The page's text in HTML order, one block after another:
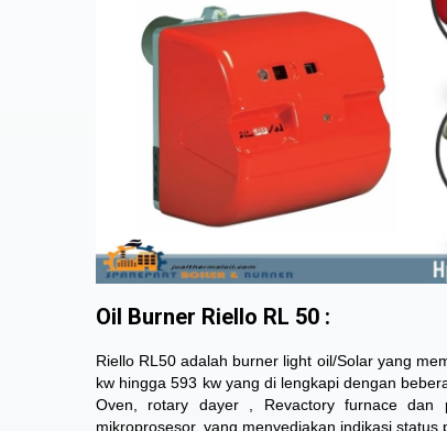
Oil Burner Riello RL 50 :
Riello RL50 adalah burner light oil/Solar yang
kw hingga 593 kw yang di lengkapi dengan
Oven, rotary dayer , Revactory furnace dan
mikroprosesor, yang menyediakan indikasi